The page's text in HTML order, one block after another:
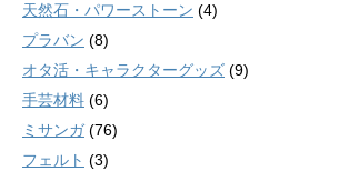
天然石・パワーストーン (4)
プラバン (8)
オタ活・キャラクターグッズ (9)
手芸材料 (6)
ミサンガ(76)
フェルト (3)